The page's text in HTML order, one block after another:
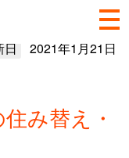
日 2021年1月21日
み替え・